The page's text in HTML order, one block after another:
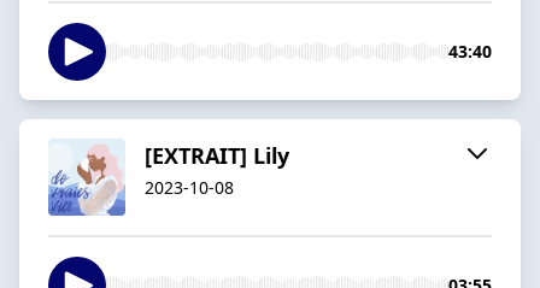
43:40
[EXTRAIT] Lily
2023-10-08